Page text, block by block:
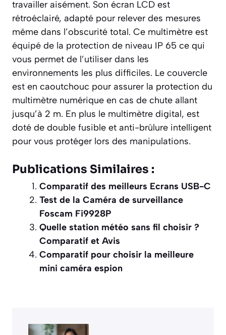
travailler aisément. Son écran LCD est
rétroéclairé, adapté pour relever des mesures
même dans l’obscurité total. Ce multimètre est
équipé de la protection de niveau IP 65 ce qui
vous permet de l’utiliser dans les
environnements les plus difficiles. Le couvercle
est en caoutchouc pour assurer la protection du
multimètre numérique en cas de chute allant
jusqu’à 2 m. En plus le multimètre digital, est
doté de double fusible et anti-brûlure intelligent
pour vous protéger lors des manipulations.
Publications Similaires :
Comparatif des meilleurs Ecrans USB-C
Test de la Caméra de surveillance
Foscam Fi9928P
Quelle station météo sans fil choisir ?
Comparatif et Avis
Comparatif pour choisir la meilleure
mini caméra espion